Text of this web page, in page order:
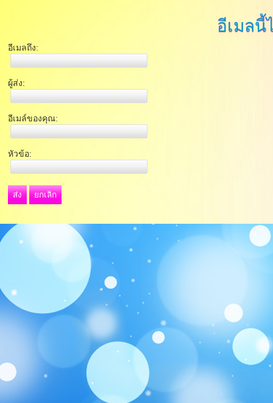
อีเมลนี้
อีเมลถึง:
ผู้ส่ง:
อีเมล์ของคุณ:
หัวข้อ:
ส่ง ยกเลิก